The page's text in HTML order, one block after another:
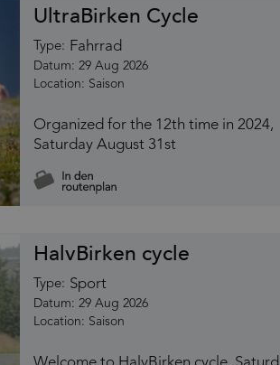
UltraBirken Cycle
Type: Fahrrad
29 Aug 2026
Saison
Organized for the 12th time in 2024,
Saturday August 31st
HalvBirken cycle
Type: Sport
29 Aug 2026
Saison